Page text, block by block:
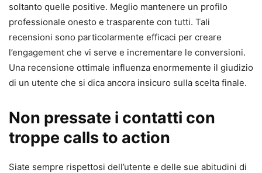
soltanto quelle positive. Meglio mantenere un profilo
professionale onesto e trasparente con tutti. Tali
recensioni sono particolarmente efficaci per creare
l’engagement che vi serve e incrementare le conversioni.
Una recensione ottimale influenza enormemente il giudizio
di un utente che si dica ancora insicuro sulla scelta finale.
Non pressate i contatti con
troppe calls to action
Siate sempre rispettosi dell’utente e delle sue abitudini di